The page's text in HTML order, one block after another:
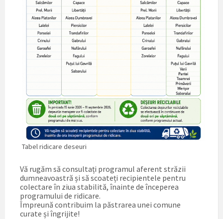
Tabel ridicare deseuri
Vă rugăm să consultați programul aferent străzii
dumneavoastră și să scoateți recipientele pentru
colectare în ziua stabilită, înainte de începerea
programului de ridicare.
Împreună contribuim la păstrarea unei comune
curate și îngrijite!